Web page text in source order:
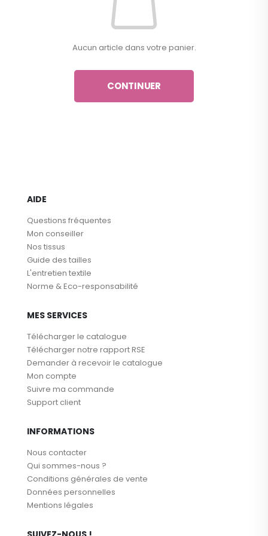
Aucun article dans votre panier.
CONTINUER
AIDE
Questions fréquentes
Mon conseiller
Nos tissus
Guide des tailles
L'entretien textile
Norme & Eco-responsabilité
MES SERVICES
Télécharger le catalogue
Télécharger notre rapport RSE
Demander à recevoir le catalogue
Mon compte
Suivre ma commande
Support client
INFORMATIONS
Nous contacter
Qui sommes-nous ?
Conditions générales de vente
Données personnelles
Mentions légales